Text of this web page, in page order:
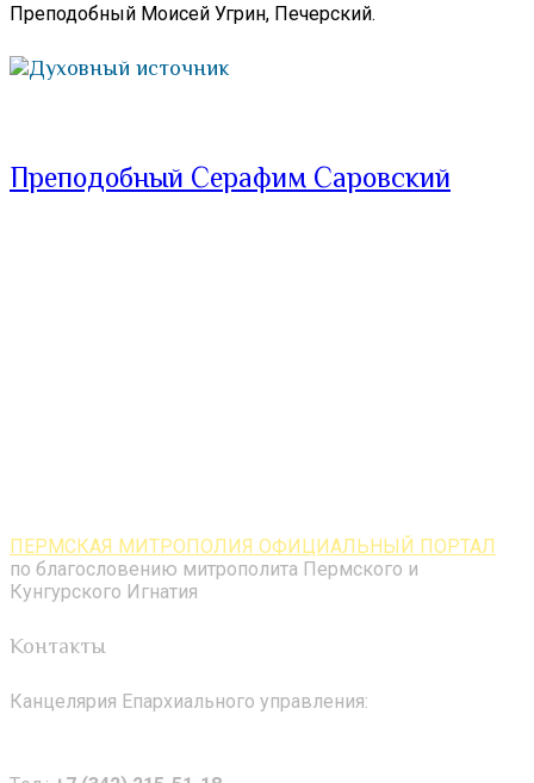
Преподобный Моисей Угрин, Печерский.
Духовный источник
Преподобный Серафим Саровский
ПЕРМСКАЯ МИТРОПОЛИЯ ОФИЦИАЛЬНЫЙ ПОРТАЛ
по благословению митрополита Пермского и
Кунгурского Игнатия
Контакты
Канцелярия Епархиального управления: